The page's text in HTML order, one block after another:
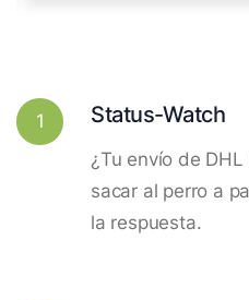
1 Status-Watch
¿Tu envío de
sacar al perro a
la respuesta.